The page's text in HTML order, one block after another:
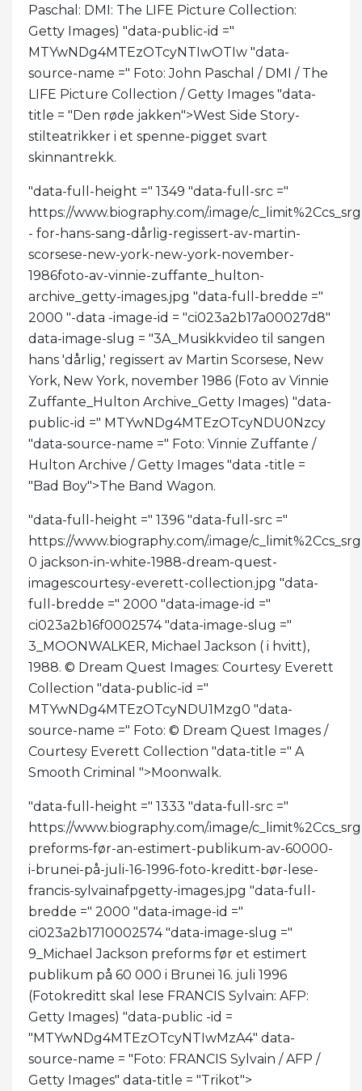
Paschal: DMI: The LIFE Picture Collection:
Getty Images) "data-public-id ="
MTYwNDg4MTEzOTcyNTIwOTIw "data-
source-name =" Foto: John Paschal / DMI / The
LIFE Picture Collection / Getty Images "data-
title = "Den røde jakken">West Side Story-
stilteatrikker i et spenne-pigget svart
skinnantrekk.
"data-full-height =" 1349 "data-full-src ="
https://www.biography.com/.image/
- for-hans-sang-dårlig-regissert-av-martin-
scorsese-new-york-new-york-november-
1986foto-av-vinnie-zuffante_hulton-
archive_getty-images.jpg "data-full-bredde ="
2000 "-data -image-id = "ci023a2b17a00027d8"
data-image-slug = "3A_Musikkvideo til sangen
hans 'dårlig,' regissert av Martin Scorsese, New
York, New York, november 1986 (Foto av Vinnie
Zuffante_Hulton Archive_Getty Images) "data-
public-id =" MTYwNDg4MTEzOTcyNDU0Nzcy
"data-source-name =" Foto: Vinnie Zuffante /
Hulton Archive / Getty Images "data -title =
"Bad Boy">The Band Wagon.
"data-full-height =" 1396 "data-full-src ="
https://www.biography.com/.image/
0 jackson-in-white-1988-dream-quest-
imagescourtesy-everett-collection.jpg "data-
full-bredde =" 2000 "data-image-id ="
ci023a2b16f0002574 "data-image-slug ="
3_MOONWALKER, Michael Jackson ( i hvitt),
1988. © Dream Quest Images: Courtesy Everett
Collection "data-public-id ="
MTYwNDg4MTEzOTcyNDU1Mzg0 "data-
source-name =" Foto: © Dream Quest Images /
Courtesy Everett Collection "data-title =" A
Smooth Criminal ">Moonwalk.
"data-full-height =" 1333 "data-full-src ="
https://www.biography.com/.image/
preforms-før-an-estimert-publikum-av-60000-
i-brunei-på-juli-16-1996-foto-kreditt-bør-lese-
francis-sylvainafpgetty-images.jpg "data-full-
bredde =" 2000 "data-image-id ="
ci023a2b1710002574 "data-image-slug ="
9_Michael Jackson preforms før et estimert
publikum på 60 000 i Brunei 16. juli 1996
(Fotokreditt skal lese FRANCIS Sylvain: AFP:
Getty Images) "data-public -id =
"MTYwNDg4MTEzOTcyNTIwMzA4" data-
source-name = "Foto: FRANCIS Sylvain / AFP /
Getty Images" data-title = "Trikot">